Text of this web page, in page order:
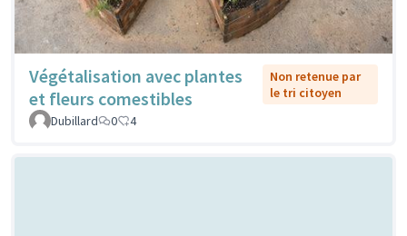
Végétalisation avec plantes
et fleurs comestibles
Non retenue par
le tri citoyen
Dubillard
0 4